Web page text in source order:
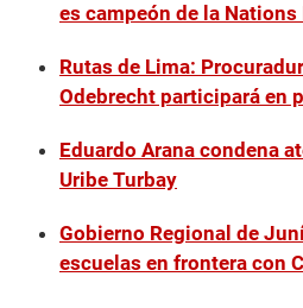
es campeón de la Nations
Rutas de Lima:
Odebrecht participará en
Eduardo Arana condena
Uribe Turbay
Gobierno Regional de
escuelas en frontera con